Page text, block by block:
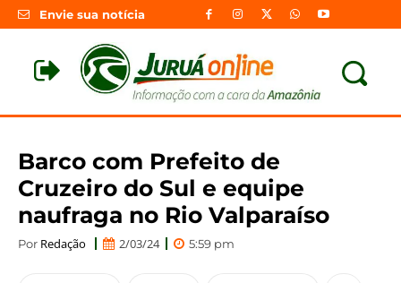
Envie sua notícia
Barco com Prefeito de
Cruzeiro do Sul e equipe
naufraga no Rio Valparaíso
Por Redação 2/03/24 5:59 pm